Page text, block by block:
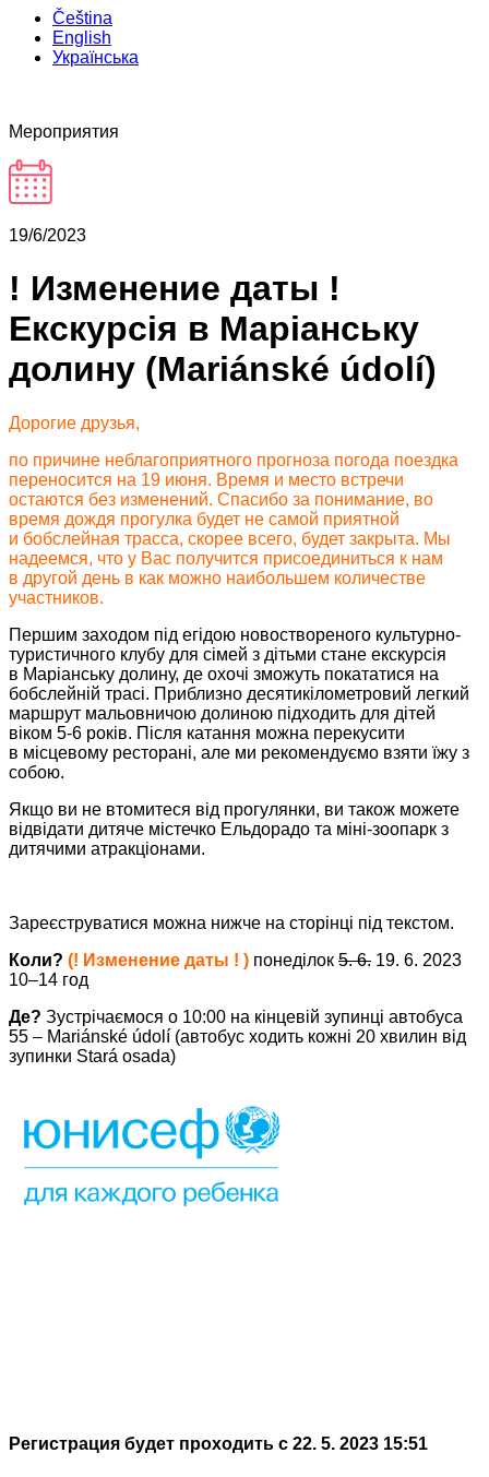
Čeština
English
Українська
Мероприятия
19/6/2023
! Изменение даты !
Екскурсія в Маріанську
долину (Mariánské údolí)
Дорогие друзья,
по причине неблагоприятного прогноза погода поездка
переносится на 19 июня. Время и место встречи
остаются без изменений. Спасибо за понимание, во
время дождя прогулка будет не самой приятной
и бобслейная трасса, скорее всего, будет закрыта. Мы
надеемся, что у Вас получится присоединиться к нам
в другой день в как можно наибольшем количестве
участников.
Першим заходом під егідою новоствореного культурно-
туристичного клубу для сімей з дітьми стане екскурсія
в Маріанську долину, де охочі зможуть покататися на
бобслейній трасі. Приблизно десятикілометровий легкий
маршрут мальовничою долиною підходить для дітей
віком 5-6 років. Після катання можна перекусити
в місцевому ресторані, але ми рекомендуємо взяти їжу з
собою.
Якщо ви не втомитеся від прогулянки, ви також можете
відвідати дитяче містечко Ельдорадо та міні-зоопарк з
дитячими атракціонами.
Зареєструватися можна нижче на сторінці під текстом.
Коли? (! Изменение даты ! ) понеділок 5. 6. 19. 6. 2023
10–14 год
Де? Зустрічаємося о 10:00 на кінцевій зупинці автобуса
55 – Mariánské údolí (автобус ходить кожні 20 хвилин від
зупинки Stará osada)
Регистрация будет проходить с 22. 5. 2023 15:51